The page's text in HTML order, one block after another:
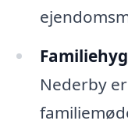
Nederby